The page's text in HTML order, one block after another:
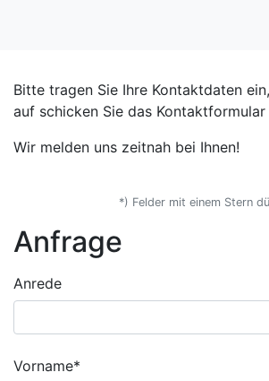
Bitte tragen Sie Ihre Kontaktdaten
auf schicken Sie das Kontaktformular
Wir melden uns zeitnah bei Ihnen!
*) Felder mit einem Stern
Anfrage
Anrede
Vorname*